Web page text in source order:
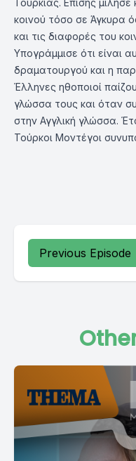
Τουρκίας. Επίσης
κοινού τόσο σε Άγκυρα
και τις διαφορές του
Υπογράμμισε ότι είναι
δραματουργού και η
Έλληνες ηθοποιοί
γλώσσα τους και όταν
στην Αγγλική γλώσσα.
Τούρκοι Μοντέγοι
Previous Episode